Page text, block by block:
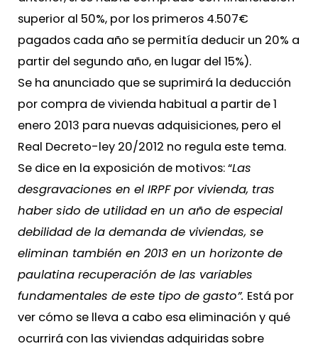
superior al 50%, por los primeros 4.507€
pagados cada año se permitía deducir un 20% a
partir del segundo año, en lugar del 15%).
Se ha anunciado que se suprimirá la deducción
por compra de vivienda habitual a partir de 1
enero 2013 para nuevas adquisiciones, pero el
Real Decreto-ley 20/2012 no regula este tema.
Se dice en la exposición de motivos: “Las
desgravaciones en el IRPF por vivienda, tras
haber sido de utilidad en un año de especial
debilidad de la demanda de viviendas, se
eliminan también en 2013 en un horizonte de
paulatina recuperación de las variables
fundamentales de este tipo de gasto”. Está por
ver cómo se lleva a cabo esa eliminación y qué
ocurrirá con las viviendas adquiridas sobre